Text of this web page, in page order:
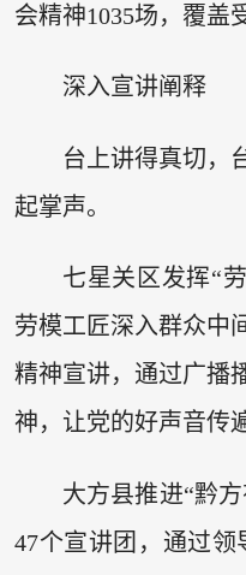
会精神1035场，覆盖
深入宣讲阐释
台上讲得真切，
起掌声。
七星关区发挥“
劳模工匠深入群众中
精神宣讲，通过广播
神，让党的好声音传
大方县推进“黔
47个宣讲团，通过